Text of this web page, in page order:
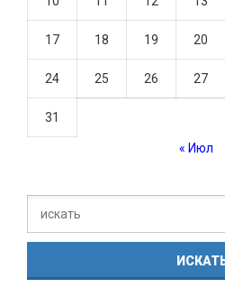
17 18 19 20
24 25 26 27
31
« Июл